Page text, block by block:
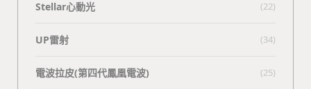
Stellar心動光 (22)
UP雷射 (34)
電波拉皮(第四代鳳凰電波) (25)